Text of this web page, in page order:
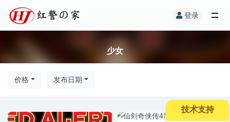
登录
少女
价格 发布日期
技术支持